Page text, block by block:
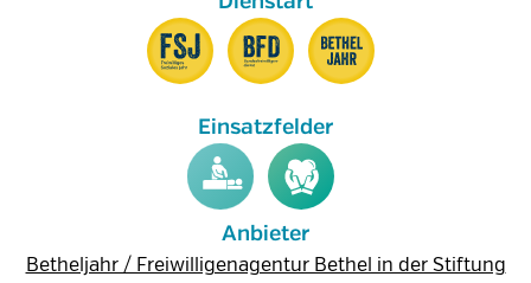
Anbieter
Betheljahr / Freiwilligenagentur Bethel in der Stiftung